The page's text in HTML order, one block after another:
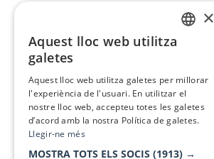
×
Aquest lloc web utilitza
galetes
Aquest lloc web utilitza galetes per millorar
l'experiència de l'usuari. En utilitzar el
nostre lloc web, accepteu totes les galetes
d’acord amb la nostra Política de galetes.
Llegir-ne més
MOSTRA TOTS ELS SOCIS (1913) →